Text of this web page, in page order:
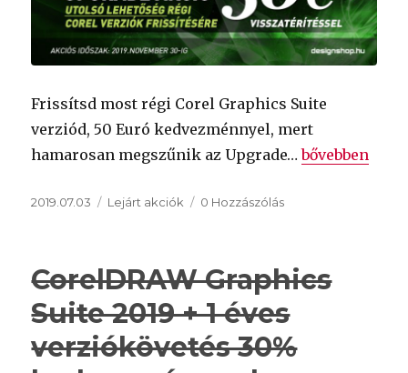
Frissítsd most régi Corel Graphics Suite
verziód, 50 Euró kedvezménnyel, mert
hamarosan megszűnik az Upgrade…„CorelDRAW
bővebben
Közzétéve
2019.07.03 Kategória
Lejárt akciók 0 Hozzászólás
CorelDRAW Graphics
Suite 2019 + 1 éves
verziókövetés 30%